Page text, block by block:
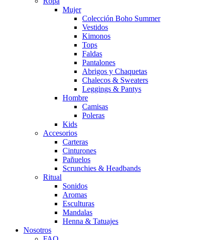
Mujer
Colección Boho Summer
Vestidos
Kimonos
Tops
Faldas
Pantalones
Abrigos y Chaquetas
Chalecos & Sweaters
Leggings & Pantys
Hombre
Camisas
Poleras
Kids
Accesorios
Carteras
Cinturones
Pañuelos
Scrunchies & Headbands
Ritual
Sonidos
Aromas
Esculturas
Mandalas
Henna & Tatuajes
Nosotros